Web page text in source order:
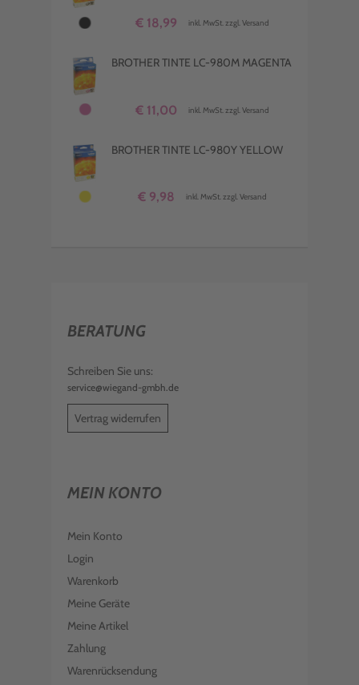
€ 18,99 inkl. MwSt. zzgl. Versand
BROTHER TINTE LC-980M MAGENTA
€ 11,00 inkl. MwSt. zzgl. Versand
BROTHER TINTE LC-980Y YELLOW
€ 9,98 inkl. MwSt. zzgl. Versand
BERATUNG
Schreiben Sie uns:
service@wiegand-gmbh.de
Vertrag widerrufen
MEIN KONTO
Mein Konto
Login
Warenkorb
Meine Geräte
Meine Artikel
Zahlung
Warenrücksendung